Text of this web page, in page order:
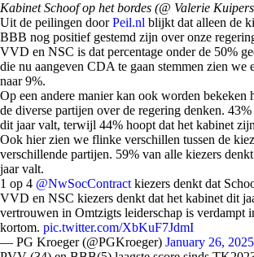
Kabinet Schoof op het bordes (@ Valerie
Uit de peilingen doorPeil.nl blijkt dat alleen de
BBB nog positief gestemd zijn over onze
VVD en NSC is dat percentage onder de 50%
die nu aangeven CDA te gaan stemmen zien we
naar 9%.
Op een andere manier kan ook worden bekeken
de diverse partijen over de regering denken.
dit jaar valt, terwijl 44% hoopt dat het kabinet
Ook hier zien we flinke verschillen tussen de
verschillende partijen. 59% van alle kiezers
jaar valt.
1 op 4 @NwSocContract kiezers denkt dat
VVD en NSC kiezers denkt dat het kabinet dit
vertrouwen in Omtzigts leiderschap is verdampt
kortom. pic.twitter.com/XbKuF7JdmI
— PG Kroeger (@PGKroeger) January 26, 2025